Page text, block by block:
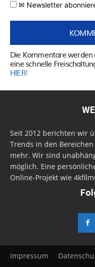
✉ Newsletter
Die Kommentare
eine schnelle
HIER!
Seit 2012 berichten wir
Trends in den Bereichen
mehr. Wir sind
möglich. Eine
Online-Projekt wie
Impressum